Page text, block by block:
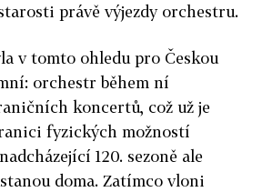
právě výjezdy orchestru.
v tomto ohledu pro Českou
orchestr během ní
koncertů, což už je
fyzických možností
120. sezoně ale
doma. Zatímco vloni